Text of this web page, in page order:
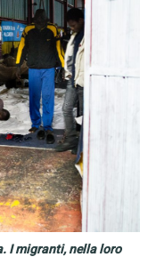
I migranti, nella loro